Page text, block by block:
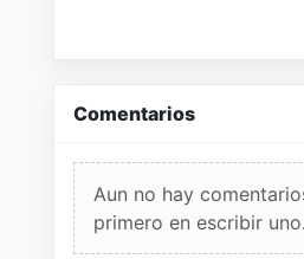
Comentarios
Aun no hay
primero en escribir uno.